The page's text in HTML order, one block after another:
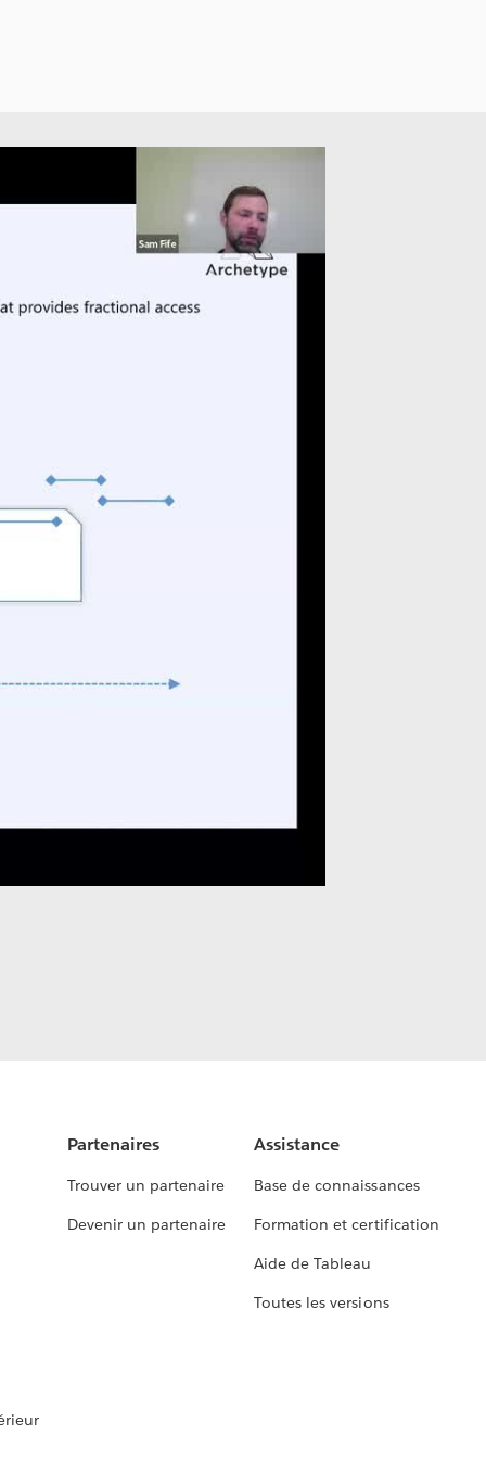
Partenaires
Trouver un partenaire
Devenir un partenaire
Assistance
Base de connaissances
Formation et certification
Aide de Tableau
Toutes les versions